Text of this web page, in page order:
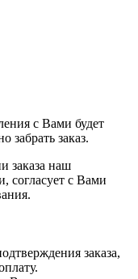
с Вами будет
забрать заказ.
заказа наш
согласует с Вами
заказа,